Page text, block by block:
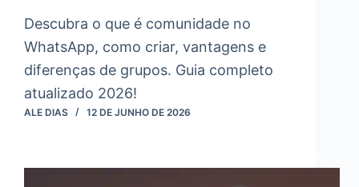
Descubra o que é comunidade no
WhatsApp, como criar, vantagens e
diferenças de grupos. Guia completo
atualizado 2026!
ALE DIAS 12 DE JUNHO DE 2026